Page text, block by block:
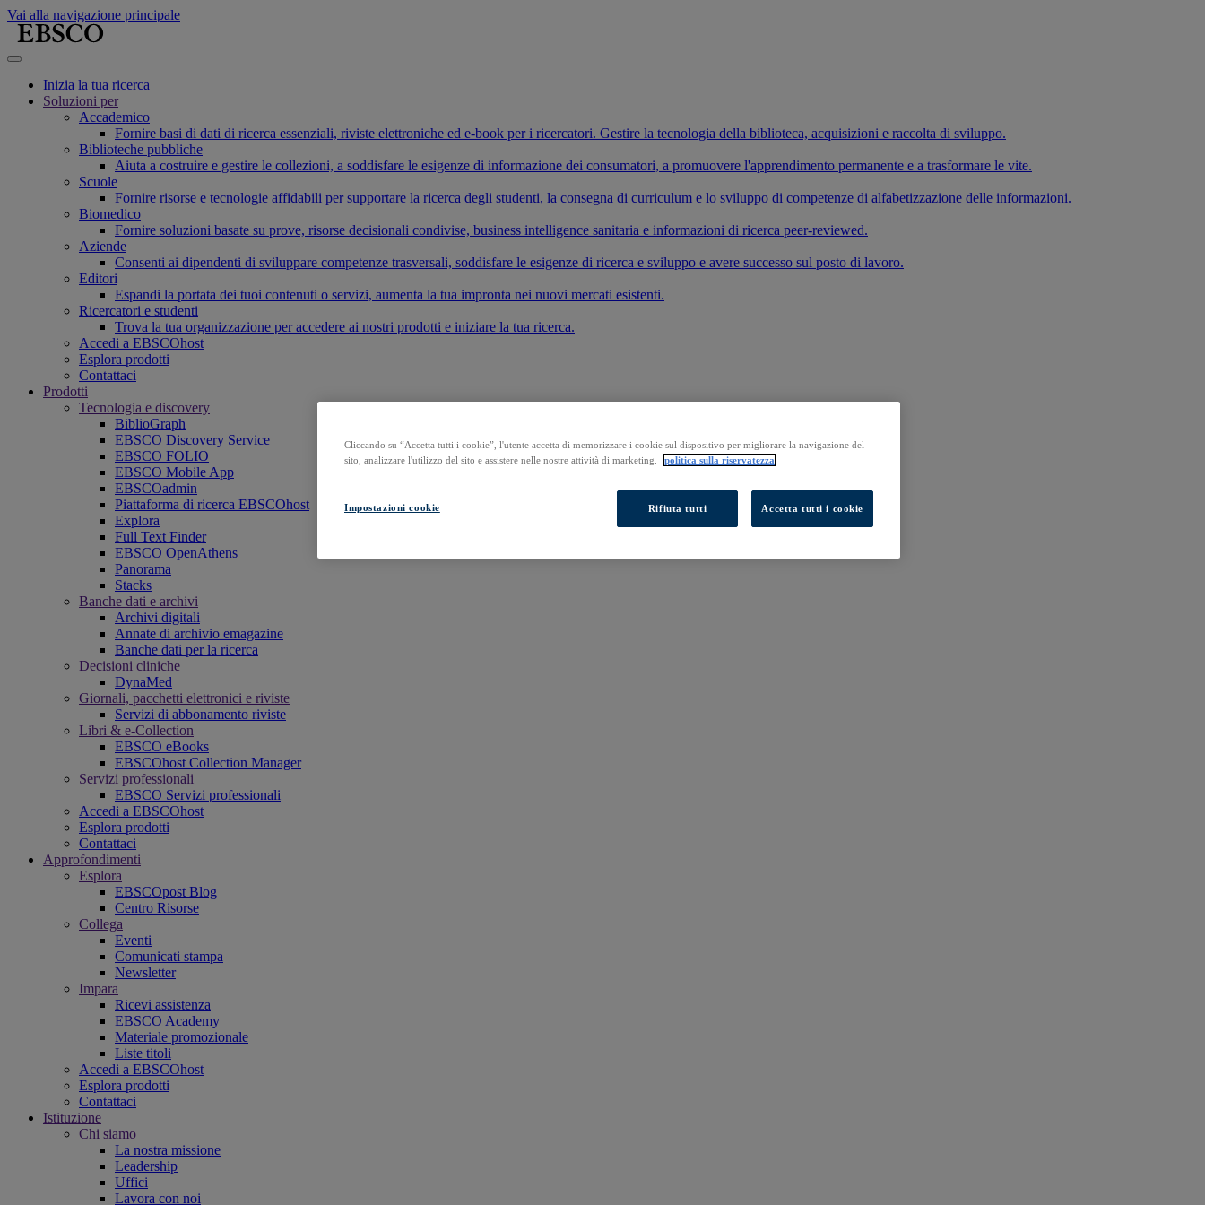
Vai alla navigazione principale
Inizia la tua ricerca
Soluzioni per
Accademico
Fornire basi di dati di ricerca essenziali, riviste elettroniche ed e-book per i ricercatori. Gestire la tecnologia della biblioteca, acquisizioni e raccolta di sviluppo.
Biblioteche pubbliche
Aiuta a costruire e gestire le collezioni, a soddisfare le esigenze di informazione dei consumatori, a promuovere l'apprendimento permanente e a trasformare le vite.
Scuole
Fornire risorse e tecnologie affidabili per supportare la ricerca degli studenti, la consegna di curriculum e lo sviluppo di competenze di alfabetizzazione delle informazioni.
Biomedico
Fornire soluzioni basate su prove, risorse decisionali condivise, business intelligence sanitaria e informazioni di ricerca peer-reviewed.
Aziende
Consenti ai dipendenti di sviluppare competenze trasversali, soddisfare le esigenze di ricerca e sviluppo e avere successo sul posto di lavoro.
Editori
Espandi la portata dei tuoi contenuti o servizi, aumenta la tua impronta nei nuovi mercati esistenti.
Ricercatori e studenti
Trova la tua organizzazione per accedere ai nostri prodotti e iniziare la tua ricerca.
Accedi a EBSCOhost
Esplora prodotti
Contattaci
Prodotti
Tecnologia e discovery
BiblioGraph
EBSCO Discovery Service
EBSCO FOLIO
EBSCO Mobile App
EBSCOadmin
Piattaforma di ricerca EBSCOhost
Explora
Full Text Finder
EBSCO OpenAthens
Panorama
Stacks
Banche dati e archivi
Archivi digitali
Annate di archivio emagazine
Banche dati per la ricerca
Decisioni cliniche
DynaMed
Giornali, pacchetti elettronici e riviste
Servizi di abbonamento riviste
Libri & e-Collection
EBSCO eBooks
EBSCOhost Collection Manager
Servizi professionali
EBSCO Servizi professionali
Accedi a EBSCOhost
Esplora prodotti
Contattaci
Approfondimenti
Esplora
EBSCOpost Blog
Centro Risorse
Collega
Eventi
Comunicati stampa
Newsletter
Impara
Ricevi assistenza
EBSCO Academy
Materiale promozionale
Liste titoli
Accedi a EBSCOhost
Esplora prodotti
Contattaci
Istituzione
Chi siamo
La nostra missione
Leadership
Uffici
Lavora con noi
Cliccando su “Accetta tutti i cookie”, l'utente accetta di memorizzare i cookie sul dispositivo per migliorare la navigazione del
sito, analizzare l'utilizzo del sito e assistere nelle nostre attività di marketing.
politica sulla riservatezza
Impostazioni cookie Rifiuta tutti Accetta tutti i cookie